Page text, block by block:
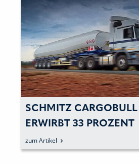
SCHMITZ CARGOBULL
ERWIRBT 33 PROZENT
ANTEILE AM TRAILER-
HERSTELLERS GRW
zum Artikel